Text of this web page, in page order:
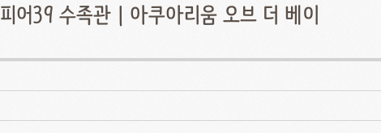
피어39 수족관 | 아쿠아리움 오브 더 베이